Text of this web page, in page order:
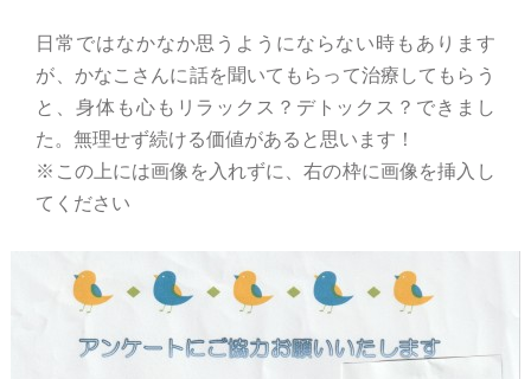
日常ではなかなか思うようにならない時もあります
が、かなこさんに話を聞いてもらって治療してもらう
と、身体も心もリラックス？デトックス？できまし
た。無理せず続ける価値があると思います！
※この上には画像を入れずに、右の枠に画像を挿入し
てください